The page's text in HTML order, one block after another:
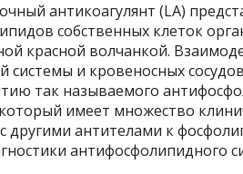
антикоагулянт (LA)
собственных клеток
красной волчанкой.
системы и кровеносных
так называемого
имеет множество
другими антителами к
антифосфолипидного